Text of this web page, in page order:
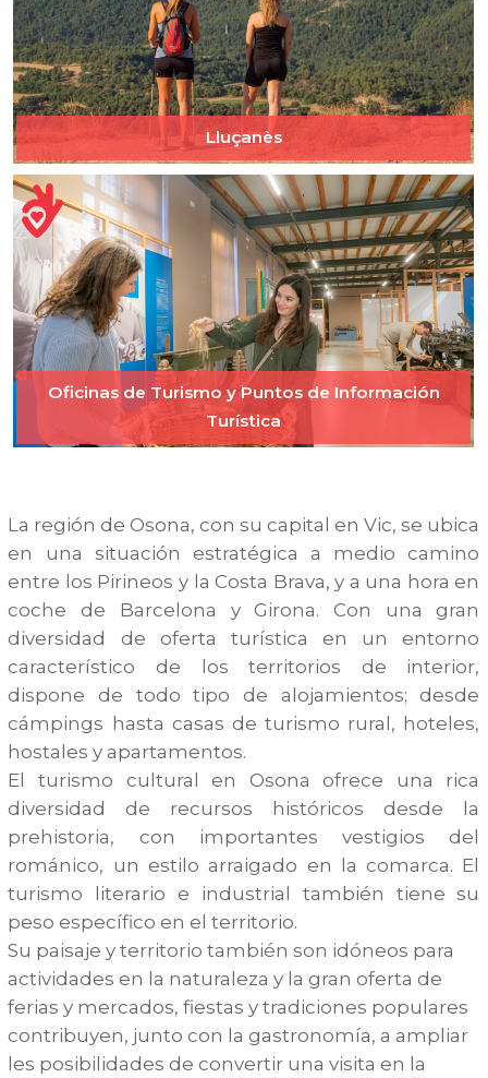
Lluçanès
Oficinas de Turismo y Puntos de Información
Turística
La región de Osona, con su capital en Vic, se ubica
en una situación estratégica a medio camino
entre los Pirineos y la Costa Brava, y a una hora en
coche de Barcelona y Girona. Con una gran
diversidad de oferta turística en un entorno
característico de los territorios de interior,
dispone de todo tipo de alojamientos; desde
cámpings hasta casas de turismo rural, hoteles,
hostales y apartamentos.
El turismo cultural en Osona ofrece una rica
diversidad de recursos históricos desde la
prehistoria, con importantes vestigios del
románico, un estilo arraigado en la comarca. El
turismo literario e industrial también tiene su
peso específico en el territorio.
Su paisaje y territorio también son idóneos para
actividades en la naturaleza y la gran oferta de
ferias y mercados, fiestas y tradiciones populares
contribuyen, junto con la gastronomía, a ampliar
les posibilidades de convertir una visita en la